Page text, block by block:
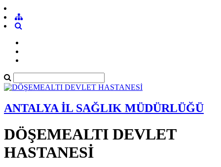
ANTALYA İL SAĞLIK MÜDÜRLÜĞÜ
DÖŞEMEALTI DEVLET
HASTANESİ